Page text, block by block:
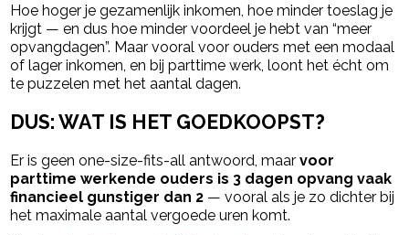
Hoe hoger je gezamenlijk inkomen, hoe minder toeslag je
krijgt — en dus hoe minder voordeel je hebt van “meer
opvangdagen”. Maar vooral voor ouders met een modaal
of lager inkomen, en bij parttime werk, loont het écht om
te puzzelen met het aantal dagen.
DUS: WAT IS HET GOEDKOOPST?
Er is geen one-size-fits-all antwoord, maarvoor
parttime werkende ouders is 3 dagen opvang vaak
financieel gunstiger dan 2 — vooral als je zo dichter bij
het maximale aantal vergoede uren komt.